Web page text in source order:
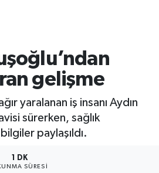
gelişme
yaralanan iş insanı Aydın
sürerken, sağlık
paylaşıldı.
1 DK
SÜRESI
ve Fikstür